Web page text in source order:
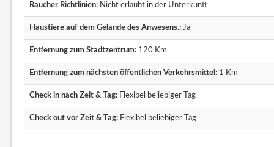
Raucher Richtlinien: Nicht erlaubt in der Unterkunft
Haustiere auf dem Gelände des Anwesens.: Ja
Entfernung zum Stadtzentrum: 120 Km
Entfernung zum nächsten öffentlichen Verkehrsmittel: 1 Km
Check in nach Zeit & Tag: Flexibel beliebiger Tag
Check out vor Zeit & Tag: Flexibel beliebiger Tag